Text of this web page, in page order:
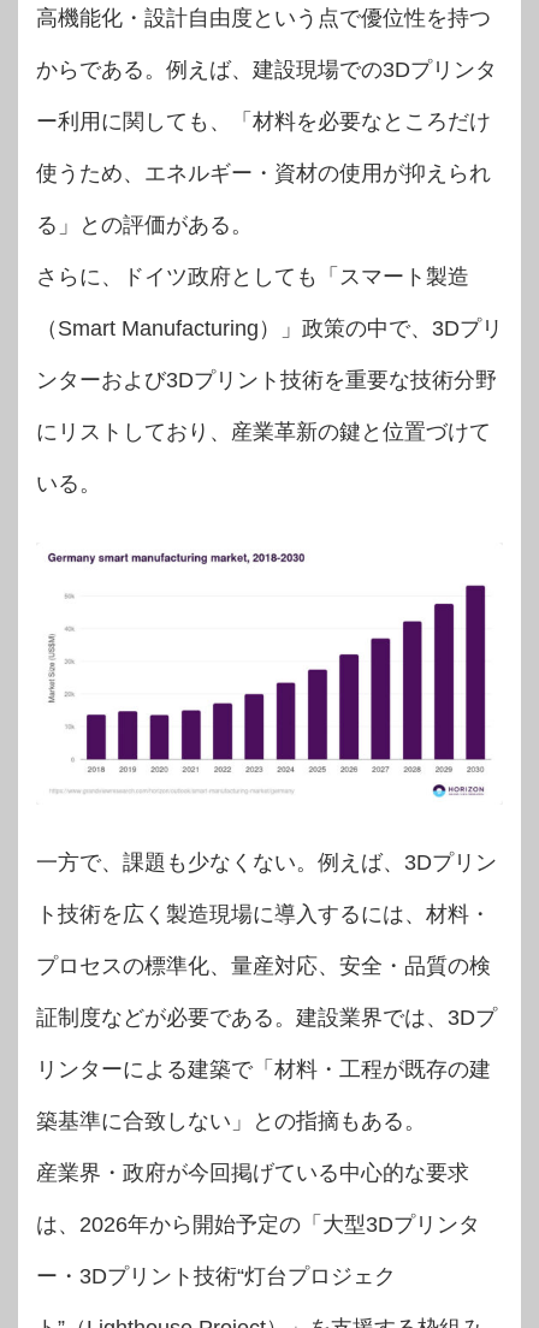
高機能化・設計自由度という点で優位性を持つ
からである。例えば、建設現場での3Dプリンタ
ー利用に関しても、「材料を必要なところだけ
使うため、エネルギー・資材の使用が抑えられ
る」との評価がある。
さらに、ドイツ政府としても「スマート製造
（Smart Manufacturing）」政策の中で、3Dプリ
ンターおよび3Dプリント技術を重要な技術分野
にリストしており、産業革新の鍵と位置づけて
いる。
一方で、課題も少なくない。例えば、3Dプリン
ト技術を広く製造現場に導入するには、材料・
プロセスの標準化、量産対応、安全・品質の検
証制度などが必要である。建設業界では、3Dプ
リンターによる建築で「材料・工程が既存の建
築基準に合致しない」との指摘もある。
産業界・政府が今回掲げている中心的な要求
は、2026年から開始予定の「大型3Dプリンタ
ー・3Dプリント技術“灯台プロジェク